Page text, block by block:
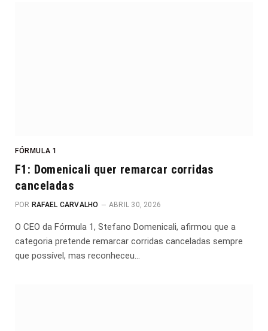
FÓRMULA 1
F1: Domenicali quer remarcar corridas
canceladas
POR RAFAEL CARVALHO ABRIL 30, 2026
O CEO da Fórmula 1, Stefano Domenicali, afirmou que a
categoria pretende remarcar corridas canceladas sempre
que possível, mas reconheceu…